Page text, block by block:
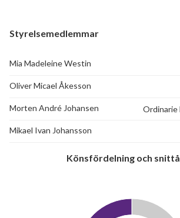
Styrelsemedlemmar
Mia Madeleine Westin
Oliver Micael Åkesson
Morten André Johansen Ordinarie
Mikael Ivan Johansson
Könsfördelning och